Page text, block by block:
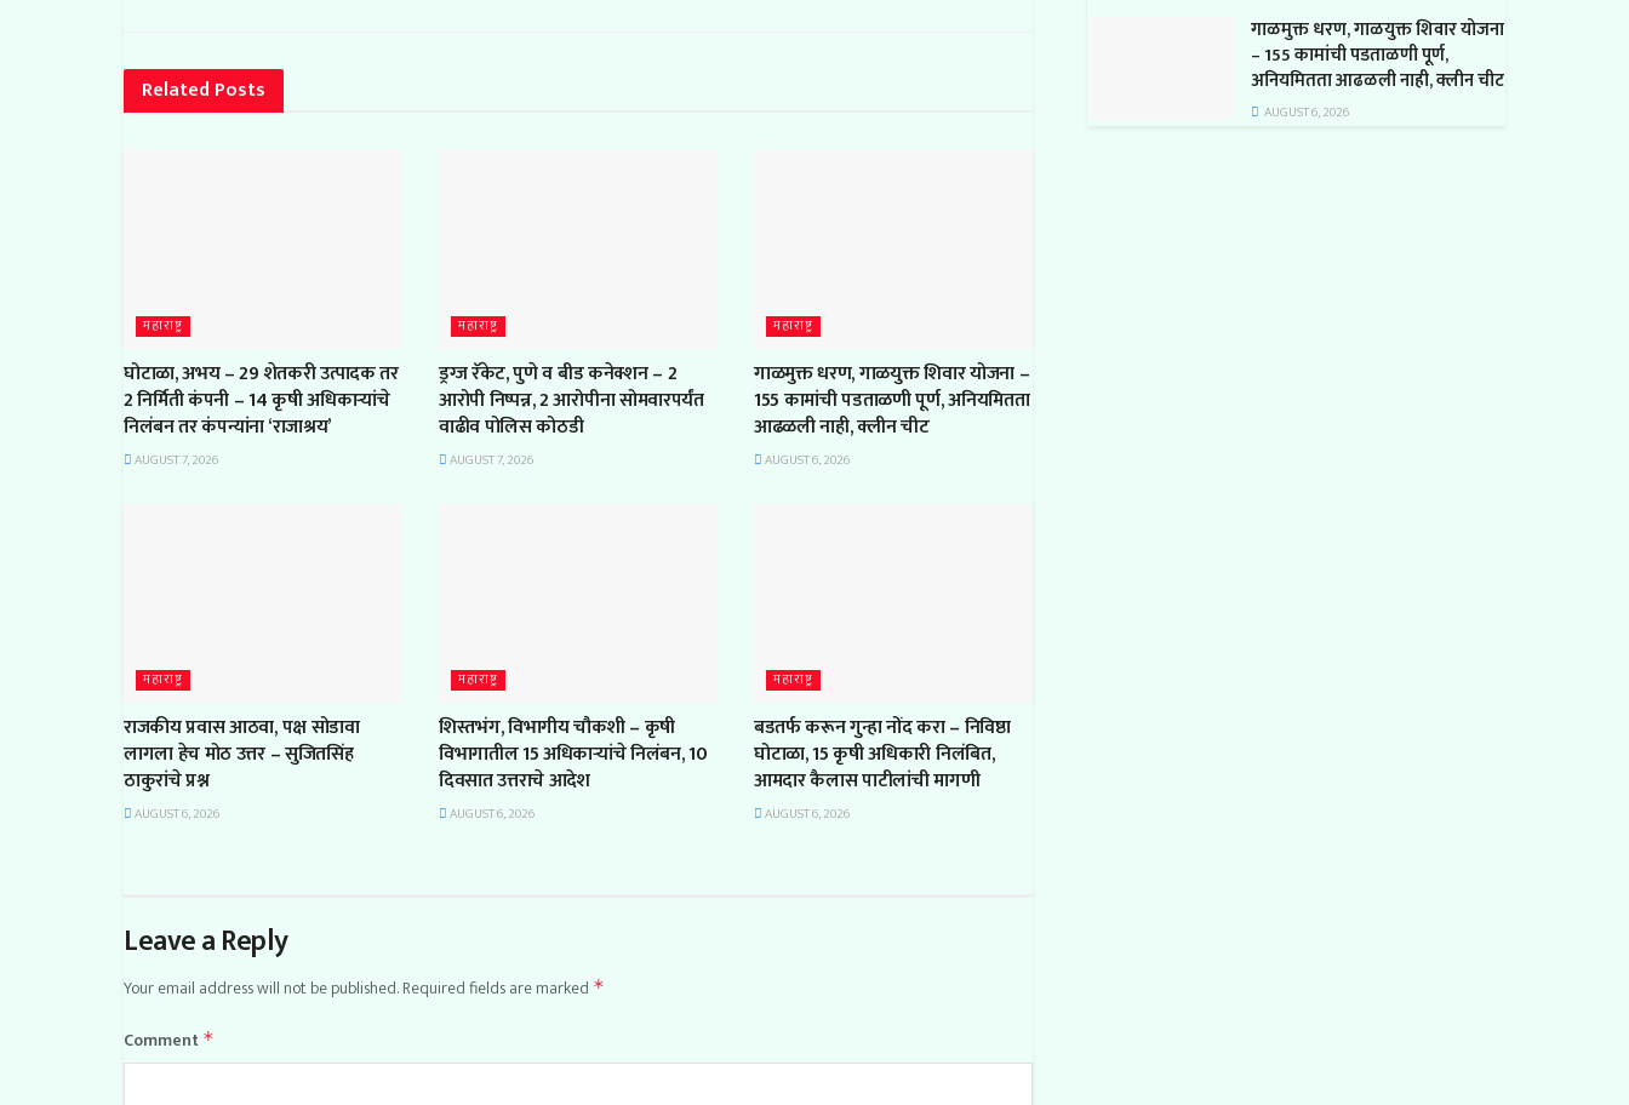
Related Posts
महाराष्ट्र
घोटाळा, अभय – 29 शेतकरी उत्पादक तर
2 निर्मिती कंपनी – 14 कृषी अधिकाऱ्यांचे
निलंबन तर कंपन्यांना ‘राजाश्रय’
AUGUST 7, 2026
महाराष्ट्र
ड्रग्ज रॅकेट, पुणे व बीड कनेक्शन – 2
आरोपी निष्पन्न, 2 आरोपीना सोमवारपर्यंत
वाढीव पोलिस कोठडी
AUGUST 7, 2026
महाराष्ट्र
गाळमुक्त धरण, गाळयुक्त शिवार योजना –
155 कामांची पडताळणी पूर्ण, अनियमितता
आढळली नाही, क्लीन चीट
AUGUST 6, 2026
महाराष्ट्र
राजकीय प्रवास आठवा, पक्ष सोडावा
लागला हेच मोठ उत्तर – सुजितसिंह
ठाकुरांचे प्रश्न
AUGUST 6, 2026
महाराष्ट्र
शिस्तभंग, विभागीय चौकशी – कृषी
विभागातील 15 अधिकाऱ्यांचे निलंबन, 10
दिवसात उत्तराचे आदेश
AUGUST 6, 2026
महाराष्ट्र
बडतर्फ करून गुन्हा नोंद करा – निविष्ठा
घोटाळा, 15 कृषी अधिकारी निलंबित,
आमदार कैलास पाटीलांची मागणी
AUGUST 6, 2026
Leave a Reply
Your email address will not be published.Required fields are marked *
Comment *
गाळमुक्त धरण, गाळयुक्त शिवार योजना
– 155 कामांची पडताळणी पूर्ण,
अनियमितता आढळली नाही, क्लीन चीट
AUGUST 6, 2026